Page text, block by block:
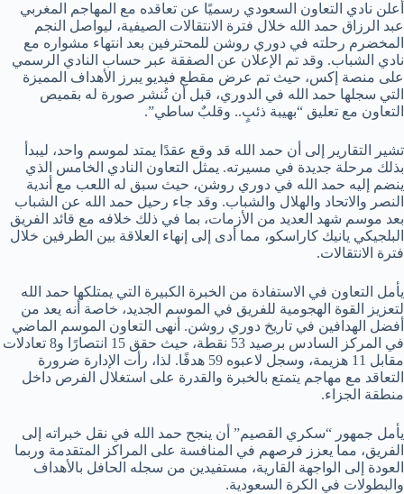
أعلن نادي التعاون السعودي رسميًا عن تعاقده مع المهاجم المغربي
عبد الرزاق حمد الله خلال فترة الانتقالات الصيفية، ليواصل النجم
المخضرم رحلته في دوري روشن للمحترفين بعد انتهاء مشواره مع
نادي الشباب. وقد تم الإعلان عن الصفقة عبر حساب النادي الرسمي
على منصة إكس، حيث تم عرض مقطع فيديو يبرز الأهداف المميزة
التي سجلها حمد الله في الدوري، قبل أن تُنشر صورة له بقميص
التعاون مع تعليق “بهيبة ذئبٍ.. وقلبٌ ساطي”.
تشير التقارير إلى أن حمد الله قد وقع عقدًا يمتد لموسم واحد، ليبدأ
بذلك مرحلة جديدة في مسيرته. يمثل التعاون النادي الخامس الذي
ينضم إليه حمد الله في دوري روشن، حيث سبق له اللعب مع أندية
النصر والاتحاد والهلال والشباب. وقد جاء رحيل حمد الله عن الشباب
بعد موسم شهد العديد من الأزمات، بما في ذلك خلافه مع قائد الفريق
البلجيكي يانيك كاراسكو، مما أدى إلى إنهاء العلاقة بين الطرفين خلال
فترة الانتقالات.
يأمل التعاون في الاستفادة من الخبرة الكبيرة التي يمتلكها حمد الله
لتعزيز القوة الهجومية للفريق في الموسم الجديد، خاصة أنه يعد من
أفضل الهدافين في تاريخ دوري روشن. أنهى التعاون الموسم الماضي
في المركز السادس برصيد 53 نقطة، حيث حقق 15 انتصارًا و8 تعادلات
مقابل 11 هزيمة، وسجل لاعبوه 59 هدفًا. لذا، رأت الإدارة ضرورة
التعاقد مع مهاجم يتمتع بالخبرة والقدرة على استغلال الفرص داخل
منطقة الجزاء.
يأمل جمهور “سكري القصيم” أن ينجح حمد الله في نقل خبراته إلى
الفريق، مما يعزز فرصهم في المنافسة على المراكز المتقدمة وربما
العودة إلى الواجهة القارية، مستفيدين من سجله الحافل بالأهداف
والبطولات في الكرة السعودية.